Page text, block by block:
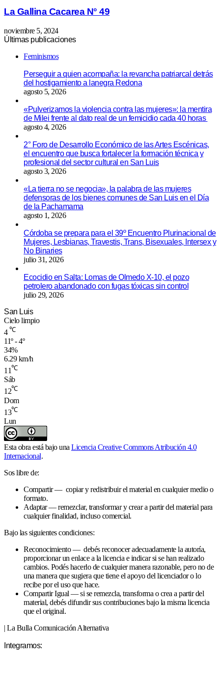
La Gallina Cacarea N° 49
noviembre 5, 2024
Últimas publicaciones
Feminismos
Perseguir a quien acompaña: la revancha patriarcal detrás
del hostigamiento a lanegra Redona
agosto 5, 2026
«Pulverizamos la violencia contra las mujeres»: la mentira
de Milei frente al dato real de un femicidio cada 40 horas
agosto 4, 2026
2° Foro de Desarrollo Económico de las Artes Escénicas,
el encuentro que busca fortalecer la formación técnica y
profesional del sector cultural en San Luis
agosto 3, 2026
«La tierra no se negocia», la palabra de las mujeres
defensoras de los bienes comunes de San Luis en el Día
de la Pachamama
agosto 1, 2026
Córdoba se prepara para el 39º Encuentro Plurinacional de
Mujeres, Lesbianas, Travestis, Trans, Bisexuales, Intersex y
No Binaries
julio 31, 2026
Ecocidio en Salta: Lomas de Olmedo X-10, el pozo
petrolero abandonado con fugas tóxicas sin control
julio 29, 2026
San Luis
Cielo limpio
4 ℃
11º - 4º
34%
6.29 km/h
11℃
Sáb
12℃
Dom
13℃
Lun
Esta obra está bajo una Licencia Creative Commons Atribución 4.0
Internacional.
Sos libre de:
Compartir — copiar y redistribuir el material en cualquier medio o
formato.
Adaptar — remezclar, transformar y crear a partir del material para
cualquier finalidad, incluso comercial.
Bajo las siguientes condiciones:
Reconocimiento — debés reconocer adecuadamente la autoría,
proporcionar un enlace a la licencia e indicar si se han realizado
cambios. Podés hacerlo de cualquier manera razonable, pero no de
una manera que sugiera que tiene el apoyo del licenciador o lo
recibe por el uso que hace.
Compartir Igual — si se remezcla, transforma o crea a partir del
material, debés difundir sus contribuciones bajo la misma licencia
que el original.
| La Bulla Comunicación Alternativa
Integramos: